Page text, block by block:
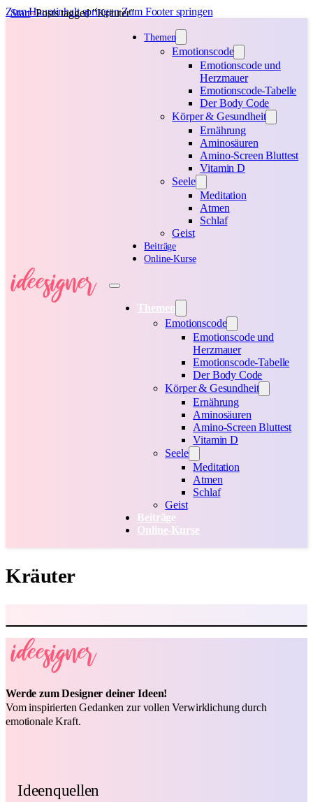
Zum Hauptinhalt springen Zum Footer springen
Themen
Emotionscode
Emotionscode und
Herzmauer
Emotionscode-Tabelle
Der Body Code
Körper & Gesundheit
Ernährung
Aminosäuren
Amino-Screen Bluttest
Vitamin D
Seele
Meditation
Atmen
Schlaf
Geist
Beiträge
Online-Kurse
Themen
Emotionscode
Emotionscode und
Herzmauer
Emotionscode-Tabelle
Der Body Code
Körper & Gesundheit
Ernährung
Aminosäuren
Amino-Screen Bluttest
Vitamin D
Seele
Meditation
Atmen
Schlaf
Geist
Beiträge
Online-Kurse
Start Posts tagged "Kräuter"
Kräuter
Werde zum Designer deiner Ideen!
Vom inspirierten Gedanken zur vollen Verwirklichung durch
emotionale Kraft.
Ideenquellen